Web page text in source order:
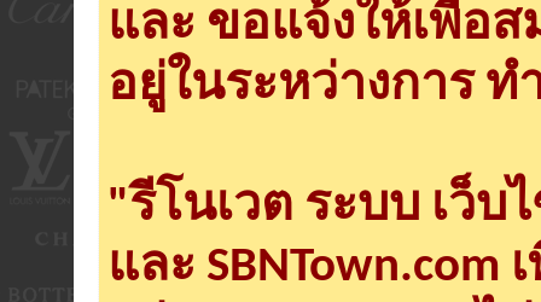
และ ขอแจ้งให้เพื่อ
อยู่ในระหว่างการ ท
"รีโนเวต ระบบ เว็บ
และ